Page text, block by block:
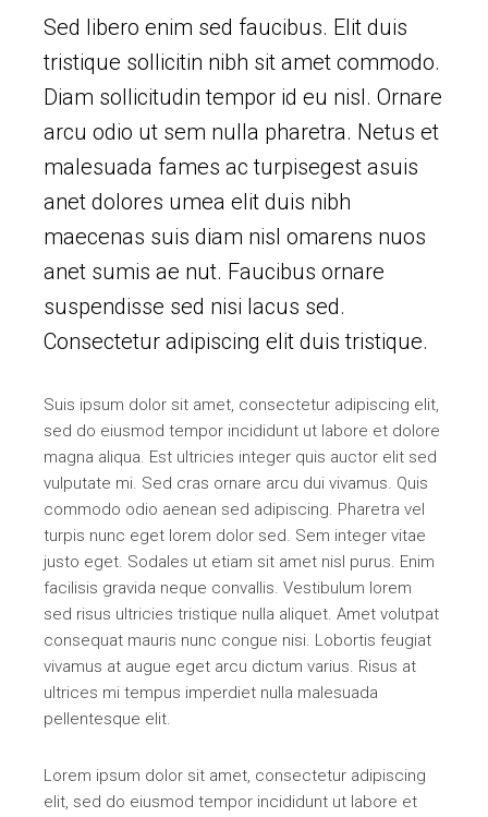
Sed libero enim sed faucibus. Elit duis
tristique sollicitin nibh sit amet commodo.
Diam sollicitudin tempor id eu nisl. Ornare
arcu odio ut sem nulla pharetra. Netus et
malesuada fames ac turpisegest asuis
anet dolores umea elit duis nibh
maecenas suis diam nisl omarens nuos
anet sumis ae nut. Faucibus ornare
suspendisse sed nisi lacus sed.
Consectetur adipiscing elit duis tristique.
Suis ipsum dolor sit amet, consectetur adipiscing elit,
sed do eiusmod tempor incididunt ut labore et dolore
magna aliqua. Est ultricies integer quis auctor elit sed
vulputate mi. Sed cras ornare arcu dui vivamus. Quis
commodo odio aenean sed adipiscing. Pharetra vel
turpis nunc eget lorem dolor sed. Sem integer vitae
justo eget. Sodales ut etiam sit amet nisl purus. Enim
facilisis gravida neque convallis. Vestibulum lorem
sed risus ultricies tristique nulla aliquet. Amet volutpat
consequat mauris nunc congue nisi. Lobortis feugiat
vivamus at augue eget arcu dictum varius. Risus at
ultrices mi tempus imperdiet nulla malesuada
pellentesque elit.
Lorem ipsum dolor sit amet, consectetur adipiscing
elit, sed do eiusmod tempor incididunt ut labore et